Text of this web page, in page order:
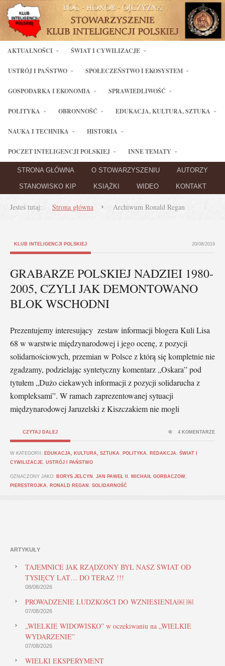
AKTUALNOŚCI ŚWIAT I CYWILIZACJE
USTRÓJ I PAŃSTWO SPOŁECZEŃSTWO I EKOSYSTEM
GOSPODARKA I EKONOMIA SPRAWIEDLIWOŚĆ
POLITYKA OBRONNOŚĆ EDUKACJA, KULTURA, SZTUKA
NAUKA I TECHNIKA HISTORIA
POCZET INTELIGENCJI POLSKIEJ INNE TEMATY
STRONA GŁÓWNA O STOWARZYSZENIU AUTORZY
STANOWISKO KIP KSIĄŻKI WIDEO KONTAKT
Jesteś tutaj: Strona główna Archiwum Ronald Regan
KLUB INTELIGENCJI POLSKIEJ 20/08/2019
GRABARZE POLSKIEJ NADZIEI 1980-
2005, CZYLI JAK DEMONTOWANO
BLOK WSCHODNI
Prezentujemy interesujący zestaw informacji blogera Kuli Lisa
68 w warstwie międzynarodowej i jego ocenę, z pozycji
solidarnościowych, przemian w Polsce z którą się kompletnie nie
zgadzamy, podzielając syntetyczny komentarz „Oskara” pod
tytułem „Dużo ciekawych informacji z pozycji solidarucha z
kompleksami”. W ramach zaprezentowanej sytuacji
międzynarodowej Jaruzelski z Kiszczakiem nie mogli
CZYTAJ DALEJ
W KATEGORII: EDUKACJA, KULTURA, SZTUKA POLITYKA REDAKCJA
ŚWIAT I
CYWILIZACJE USTRÓJ I PAŃSTWO
OZNACZONY JAKO: BORYS JELCYN JAN PAWEŁ II MICHAIŁ GORBACZOW
PIERESTROJKA
RONALD REGAN SOLIDARNOŚĆ
4 KOMENTARZE
ARTYKUŁY
TAJEMNICE JAK RZĄDZONY BYŁ NASZ ŚWIAT OD
TYSIĘCY LAT… DO TERAZ !!!
08/08/2026
PROWADZENIE LUDZKOŚCI DO WZNIESIENIA￼ ￼
07/08/2026
„WIELKIE WIDOWISKO” w oczekiwaniu na „WIELKIE
WYDARZENIE”
07/08/2026
WIELKI EKSPERYMENT